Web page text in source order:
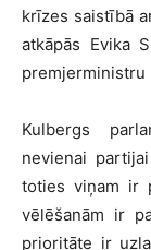
krīzes saistībā
atkāpās Evika
premjerministru
Kulbergs
nevienai
toties viņam ir
vēlēšanām ir
prioritāte ir